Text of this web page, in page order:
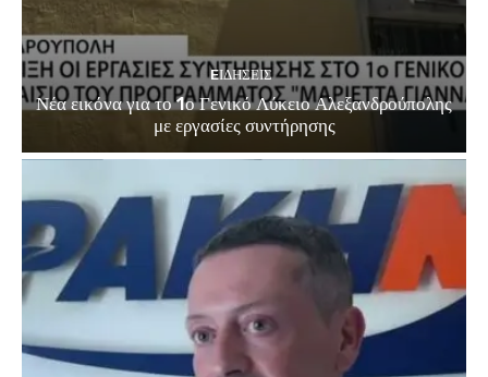
EΙΔΗΣΕΙΣ
Νέα εικόνα για το 1ο Γενικό Λύκειο Αλεξανδρούπολης
με εργασίες συντήρησης